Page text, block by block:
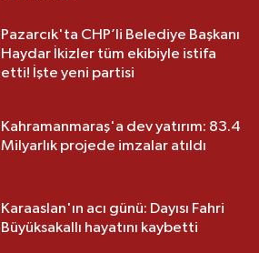
Pazarcık'ta CHP’li Belediye Başkanı
Haydar İkizler tüm ekibiyle istifa
etti! İşte yeni partisi
Kahramanmaraş'a dev yatırım: 83.4
Milyarlık projede imzalar atıldı
Karaaslan'ın acı günü: Dayısı Fahri
Büyüksakallı hayatını kaybetti